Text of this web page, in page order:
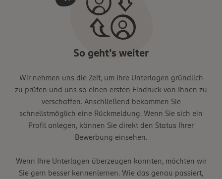
So geht’s weiter
Wir nehmen uns die Zeit, um Ihre Unterlagen gründlich
zu prüfen und uns so einen ersten Eindruck von Ihnen zu
verschaffen. Anschließend bekommen Sie
schnellstmöglich eine Rückmeldung. Wenn Sie sich ein
Profil anlegen, können Sie direkt den Status Ihrer
Bewerbung einsehen.
Wenn Ihre Unterlagen überzeugen konnten, möchten wir
Sie gern besser kennenlernen. Wie das genau passiert,